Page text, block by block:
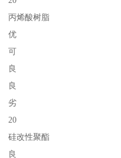
丙烯酸树脂
优
可
良
良
劣
20
硅改性聚酯
良